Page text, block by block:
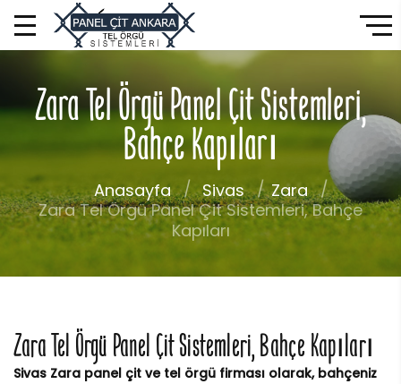
Zara Tel Örgü Panel Çit Sistemleri,
Bahçe Kapıları
Anasayfa Sivas
Zara
Zara Tel Örgü Panel Çit Sistemleri, Bahçe
Kapıları
Zara Tel Örgü Panel Çit Sistemleri, Bahçe Kapıları
Sivas Zara panel çit ve tel örgü firması olarak, bahçeniz